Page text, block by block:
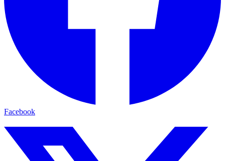
Facebook